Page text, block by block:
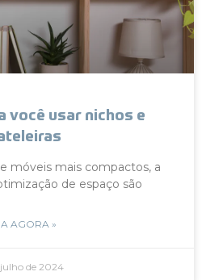
você usar nichos e
móveis mais compactos, a
de espaço são
AGORA »
de 2024